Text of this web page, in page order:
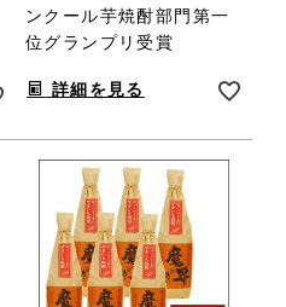
ンクール芋焼酎部門第一
位グランプリ受賞
詳細を見る